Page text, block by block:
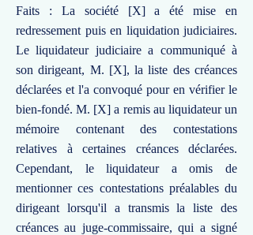
Faits : La société [X] a été mise en
redressement puis en liquidation judiciaires.
Le liquidateur judiciaire a communiqué à
son dirigeant, M. [X], la liste des créances
déclarées et l'a convoqué pour en vérifier le
bien-fondé. M. [X] a remis au liquidateur un
mémoire contenant des contestations
relatives à certaines créances déclarées.
Cependant, le liquidateur a omis de
mentionner ces contestations préalables du
dirigeant lorsqu'il a transmis la liste des
créances au juge-commissaire, qui a signé